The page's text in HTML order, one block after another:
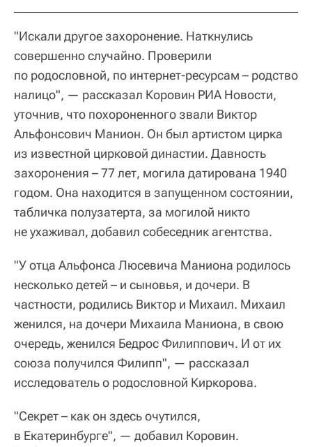
"Искали другое захоронение. Наткнулись
совершенно случайно. Проверили
по родословной, по интернет-ресурсам – родство
налицо", — рассказал Коровин РИА Новости,
уточнив, что похороненного звали Виктор
Альфонсович Манион. Он был артистом цирка
из известной цирковой династии. Давность
захоронения – 77 лет, могила датирована 1940
годом. Она находится в запущенном состоянии,
табличка полузатерта, за могилой никто
не ухаживал, добавил собеседник агентства.
"У отца Альфонса Люсевича Маниона родилось
несколько детей – и сыновья, и дочери. В
частности, родились Виктор и Михаил. Михаил
женился, на дочери Михаила Маниона, в свою
очередь, женился Бедрос Филиппович. И от их
союза получился Филипп", — рассказал
исследователь о родословной Киркорова.
"Секрет – как он здесь очутился,
в Екатеринбурге", — добавил Коровин.